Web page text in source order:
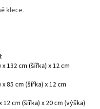
klece.
132 cm (šířka) x 12 cm
85 cm (šířka) x 12 cm
cm (šířka) x 20 cm (výška)